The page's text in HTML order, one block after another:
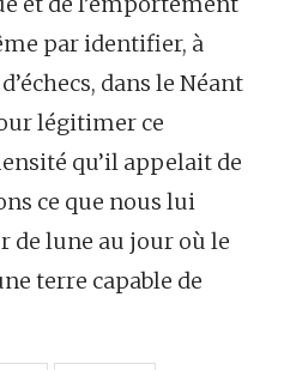
par identifier, à
dans le Néant
légitimer ce
qu’il appelait de
ce que nous lui
de lune au jour où le
terre capable de